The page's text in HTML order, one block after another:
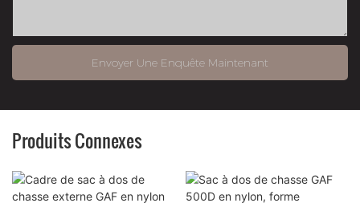
Envoyer Une Enquête Maintenant
Produits Connexes